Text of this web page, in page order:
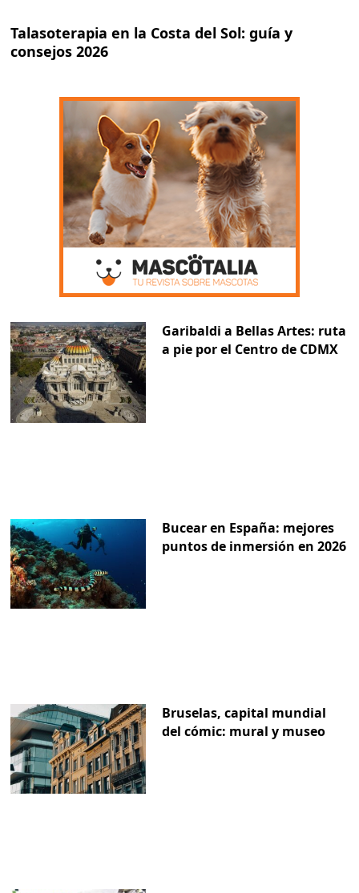
Talasoterapia en la Costa del Sol: guía y
consejos 2026
Garibaldi a Bellas Artes: ruta
a pie por el Centro de CDMX
Bucear en España: mejores
puntos de inmersión en 2026
Bruselas, capital mundial
del cómic: mural y museo